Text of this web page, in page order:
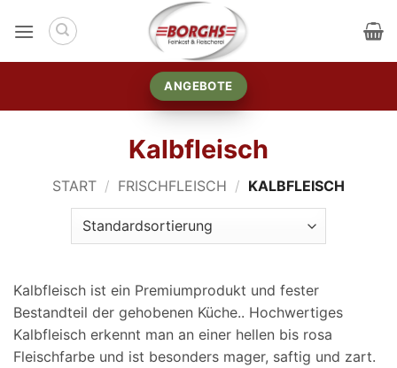
Inhalt
ANGEBOTE
Kalbfleisch
START / FRISCHFLEISCH / KALBFLEISCH
Kalbfleisch ist ein Premiumprodukt und fester
Bestandteil der gehobenen Küche.. Hochwertiges
Kalbfleisch erkennt man an einer hellen bis rosa
Fleischfarbe und ist besonders mager, saftig und zart.